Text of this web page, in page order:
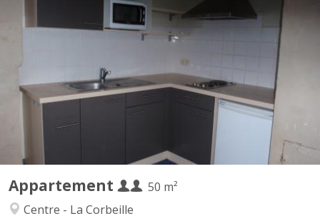
Appartement
50 m²
Centre - La Corbeille
KN 591
Studio très spacieux et lumineux . il se compose au rez de ch d
une cuisine équipée, salon 1er étage: sdb grande pièce d étude, 2
ème étage, 1 chambre Le studio est entièrement meublé et
rénové Aun centre de namur. Convient pour 1 ou 2 personne (s).
Ce bien est entièrement conforme aux...